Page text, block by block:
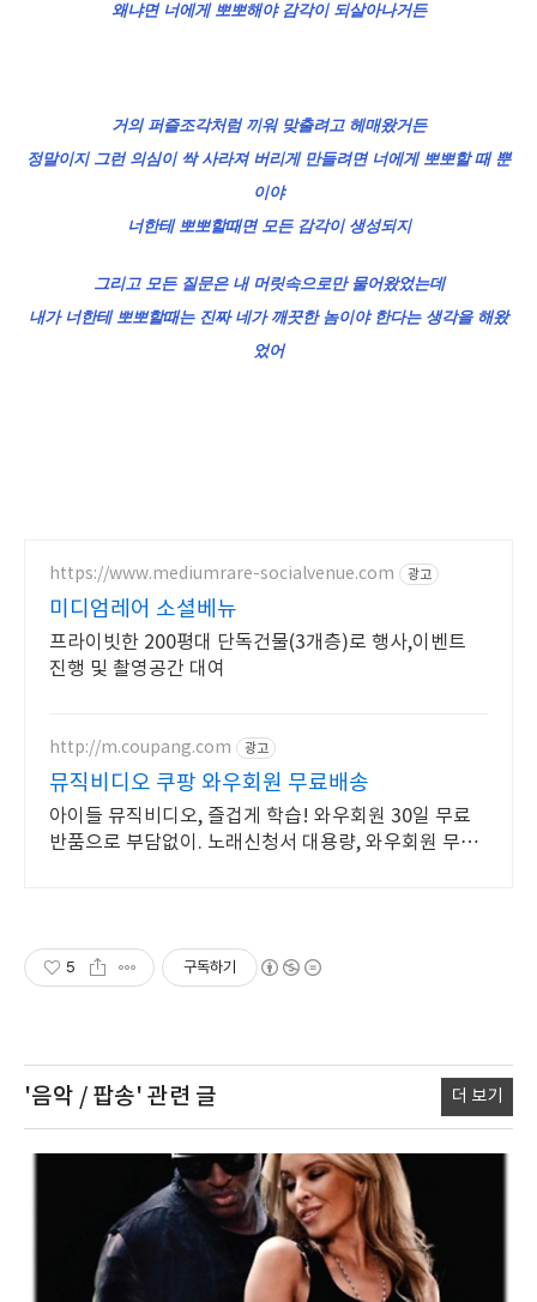
왜냐면 너에게 뽀뽀해야 감각이 되살아나거든
거의 퍼즐조각처럼 끼워 맞출려고 헤매왔거든
정말이지 그런 의심이 싹 사라져 버리게 만들려면 너에게 뽀뽀할 때 뿐
이야
너한테 뽀뽀할때면 모든 감각이 생성되지
그리고 모든 질문은 내 머릿속으로만 물어왔었는데
내가 너한테 뽀뽀할때는 진짜 네가 깨끗한 놈이야 한다는 생각을 해왔
었어
https://www.mediumrare-socialvenue.com 광고
미디엄레어 소셜베뉴
프라이빗한 200평대 단독건물(3개층)로 행사,이벤트
진행 및 촬영공간 대여
http://m.coupang.com 광고
뮤직비디오 쿠팡 와우회원 무료배송
아이들 뮤직비디오, 즐겁게 학습! 와우회원 30일 무료
반품으로 부담없이. 노래신청서 대용량, 와우회원 무제
5 구독하기
'음악 / 팝송' 관련 글 더 보기